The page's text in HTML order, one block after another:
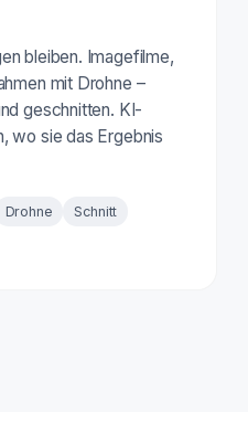
bleiben. Imagefilme,
mit Drohne –
geschnitten. KI-
wo sie das Ergebnis
Drohne
Schnitt